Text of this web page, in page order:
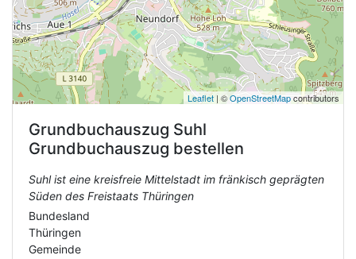
Leaflet | ©OpenStreetMapcontributors
Grundbuchauszug Suhl
Grundbuchauszug bestellen
Suhl ist eine kreisfreie Mittelstadt im fränkisch geprägten
Süden des Freistaats Thüringen
Bundesland
Thüringen
Gemeinde